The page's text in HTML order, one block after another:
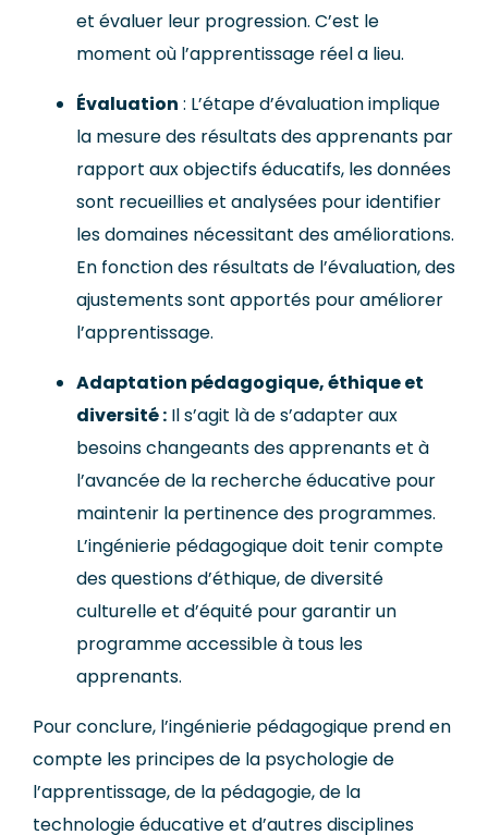
et évaluer leur progression. C’est le
moment où l’apprentissage réel a lieu.
Évaluation : L’étape d’évaluation implique
la mesure des résultats des apprenants par
rapport aux objectifs éducatifs, les données
sont recueillies et analysées pour identifier
les domaines nécessitant des améliorations.
En fonction des résultats de l’évaluation, des
ajustements sont apportés pour améliorer
l’apprentissage.
Adaptation pédagogique, éthique et
diversité : Il s’agit là de s’adapter aux
besoins changeants des apprenants et à
l’avancée de la recherche éducative pour
maintenir la pertinence des programmes.
L’ingénierie pédagogique doit tenir compte
des questions d’éthique, de diversité
culturelle et d’équité pour garantir un
programme accessible à tous les
apprenants.
Pour conclure, l’ingénierie pédagogique prend en
compte les principes de la psychologie de
l’apprentissage, de la pédagogie, de la
technologie éducative et d’autres disciplines